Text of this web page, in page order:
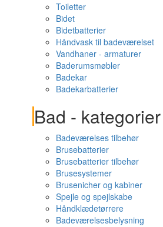
Toiletter
Bidet
Bidetbatterier
Håndvask til badeværelset
Vandhaner - armaturer
Baderumsmøbler
Badekar
Badekarbatterier
Bad - kategorier
Badeværelses tilbehør
Brusebatterier
Brusebatterier tilbehør
Brusesystemer
Brusenicher og kabiner
Spejle og spejlskabe
Håndklædetørrere
Badeværelsesbelysning